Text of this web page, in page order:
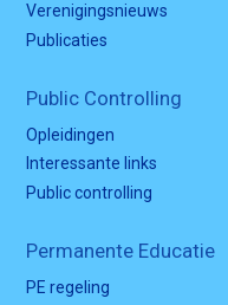
Verenigingsnieuws
Publicaties
Public Controlling
Opleidingen
Interessante links
Public controlling
Permanente Educatie
PE regeling